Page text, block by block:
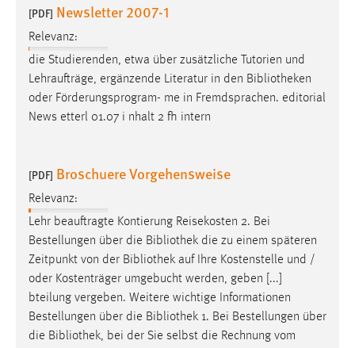
[PDF] Newsletter 2007-1
Relevanz:
die Studierenden, etwa über zusätzliche Tutorien und
Lehraufträge, ergänzende Literatur in den Bibliotheken
oder Förderungsprogram- me in Fremdsprachen. editorial
News etterl 01.07 i nhalt 2 fh intern
[PDF] Broschuere Vorgehensweise
Relevanz:
Lehr beauftragte Kontierung Reisekosten 2. Bei
Bestellungen über die Bibliothek die zu einem späteren
Zeitpunkt von der Bibliothek auf Ihre Kostenstelle und /
oder Kostenträger umgebucht werden, geben [...]
bteilung vergeben. Weitere wichtige Informationen
Bestellungen über die Bibliothek 1. Bei Bestellungen über
die Bibliothek, bei der Sie selbst die Rechnung vom
EXTERNE MEDIEN
Um Inhalte von Videoplattformen und Social Media
Plattformen anzeigen zu können, werden von diesen
externen Medien Cookies gesetzt.
Vimeo